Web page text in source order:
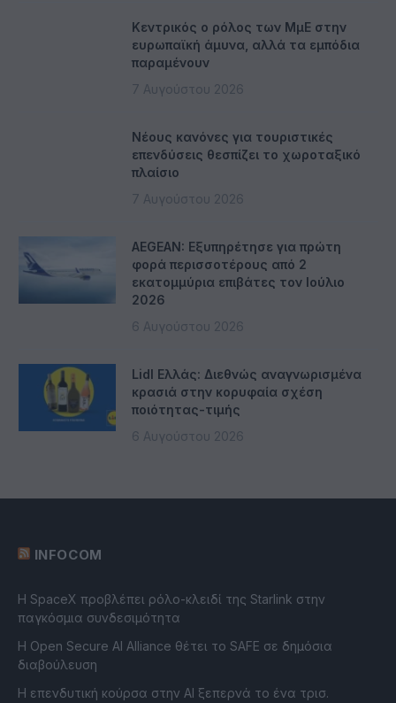
Κεντρικός ο ρόλος των ΜμΕ στην
ευρωπαϊκή άμυνα, αλλά τα εμπόδια
παραμένουν
7 Αυγούστου 2026
Νέους κανόνες για τουριστικές
επενδύσεις θεσπίζει το χωροταξικό
πλαίσιο
7 Αυγούστου 2026
AEGEAN: Εξυπηρέτησε για πρώτη
φορά περισσοτέρους από 2
εκατομμύρια επιβάτες τον Ιούλιο
2026
6 Αυγούστου 2026
Lidl Ελλάς: Διεθνώς αναγνωρισμένα
κρασιά στην κορυφαία σχέση
ποιότητας-τιμής
6 Αυγούστου 2026
INFOCOM
Η SpaceX προβλέπει ρόλο-κλειδί της Starlink στην
παγκόσμια συνδεσιμότητα
Η Open Secure AI Alliance θέτει το SAFE σε δημόσια
διαβούλευση
Η επενδυτική κούρσα στην AI ξεπερνά το ένα τρισ.